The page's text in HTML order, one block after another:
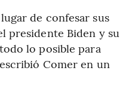
de confesar sus
presidente Biden y su
lo posible para
Comer en un